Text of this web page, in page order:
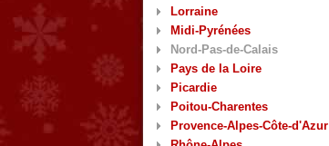
Lorraine
Midi-Pyrénées
Nord-Pas-de-Calais
Pays de la Loire
Picardie
Poitou-Charentes
Provence-Alpes-Côte-d'Azur